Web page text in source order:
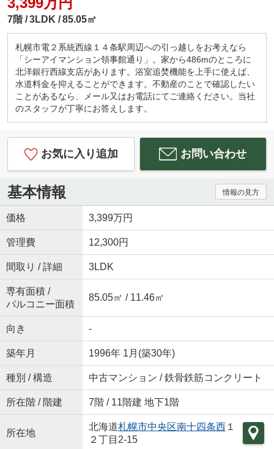
7階 3LDK 85.05㎡
札幌市電２系統西線１４条駅周辺への引っ越しをお考えなら
「シーアイマンション領事館通り」。家から486mのところに
北洋銀行西線支店があります。浴室追焚機能を上手に使えば、
水道料金を抑えることができます。不動産のことで確認したい
ことがあるなら、メール又はお電話にてご連絡ください。当社
のスタッフが丁寧にお答えします。
お気に入り追加 お問い合わせ
基本情報 情報の見方
価格 3,399万円
管理費 12,300円
間取り / 詳細 3LDK
専有面積 /
バルコニー面積
85.05㎡ / 11.46㎡
向き -
築年月 1996年 1月(築30年)
種別 / 構造 中古マンション / 鉄骨鉄筋コンクリート
所在階 / 階建 7階 / 11階建 地下1階
所在地
北海道札幌市中央区南十四条西１
２丁目2-15